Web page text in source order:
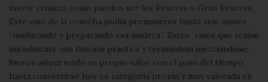
mayor crianza, como pueden ser los Reserva o Gran Reserva.
Este vino de la cosecha podía permanecer hasta seis meses
“madurando y preparando esa madera”. Estos vinos que tenían
inicialmente una función práctica y terminaban mezclándose,
fueron adquiriendo su propio valor con el paso del tiempo
hasta convertirse hoy en categoría propia y muy valorada en